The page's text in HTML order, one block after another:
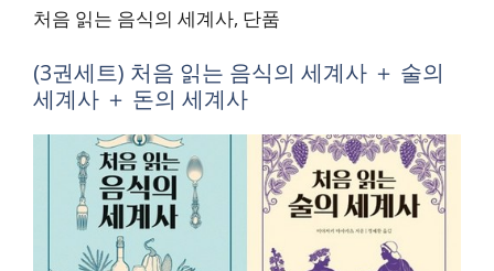
처음 읽는 음식의 세계사, 단품
(3권세트) 처음 읽는 음식의 세계사 ＋ 술의
세계사 ＋ 돈의 세계사